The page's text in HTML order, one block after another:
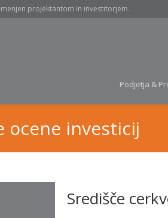
projektantom in investitorjem.
Podjetja &
ocene investicij
Središče